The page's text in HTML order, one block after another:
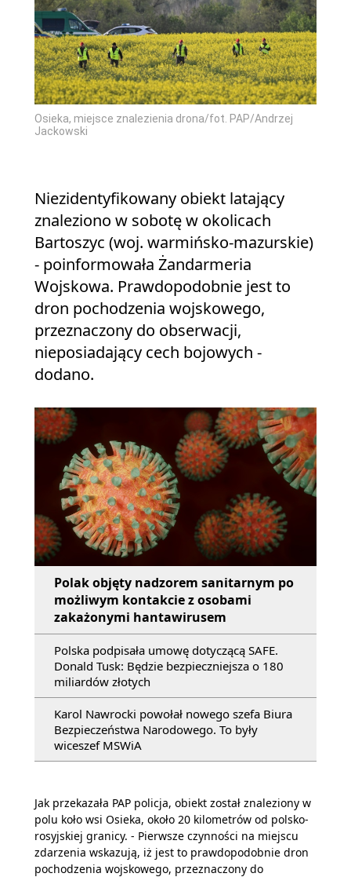
Osieka, miejsce znalezienia drona/fot. PAP/Andrzej
Jackowski
Niezidentyfikowany obiekt latający
znaleziono w sobotę w okolicach
Bartoszyc (woj. warmińsko-mazurskie)
- poinformowała Żandarmeria
Wojskowa. Prawdopodobnie jest to
dron pochodzenia wojskowego,
przeznaczony do obserwacji,
nieposiadający cech bojowych -
dodano.
Polak objęty nadzorem sanitarnym po
możliwym kontakcie z osobami
zakażonymi hantawirusem
Polska podpisała umowę dotyczącą SAFE.
Donald Tusk: Będzie bezpieczniejsza o 180
miliardów złotych
Karol Nawrocki powołał nowego szefa Biura
Bezpieczeństwa Narodowego. To były
wiceszef MSWiA
Jak przekazała PAP policja, obiekt został znaleziony w
polu koło wsi Osieka, około 20 kilometrów od polsko-
rosyjskiej granicy. - Pierwsze czynności na miejscu
zdarzenia wskazują, iż jest to prawdopodobnie dron
pochodzenia wojskowego, przeznaczony do